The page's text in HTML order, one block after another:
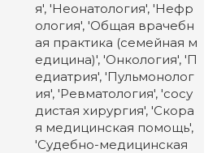
я', 'Неонатология', 'Нефр
ология', 'Общая врачебн
ая практика (семейная м
едицина)', 'Онкология', 'П
едиатрия', 'Пульмонолог
ия', 'Ревматология', 'сосу
дистая хирургия', 'Скора
я медицинская помощь',
'Судебно-медицинская